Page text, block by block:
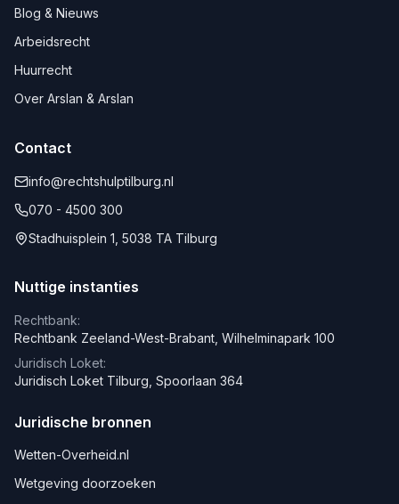
Blog & Nieuws
Arbeidsrecht
Huurrecht
Over Arslan & Arslan
Contact
info@rechtshulptilburg.nl
070 - 4500 300
Stadhuisplein 1, 5038 TA Tilburg
Nuttige instanties
Rechtbank:
Rechtbank Zeeland-West-Brabant, Wilhelminapark 100
Juridisch Loket:
Juridisch Loket Tilburg, Spoorlaan 364
Juridische bronnen
Wetten-Overheid.nl
Wetgeving doorzoeken